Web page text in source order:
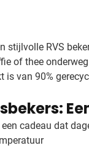
stijlvolle RVS
of thee
van 90%
cadeau dat